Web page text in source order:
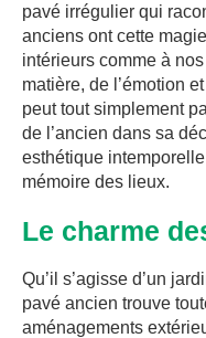
pavé irrégulier qui
anciens ont cette
intérieurs comme à
matière, de l’émotion
peut tout simplement
de l’ancien dans sa
esthétique
mémoire des lieux.
Le charme
Qu’il s’agisse d’un
pavé ancien trouve
aménagements